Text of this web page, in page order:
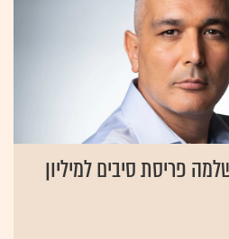
פריסת סיבים למיליון